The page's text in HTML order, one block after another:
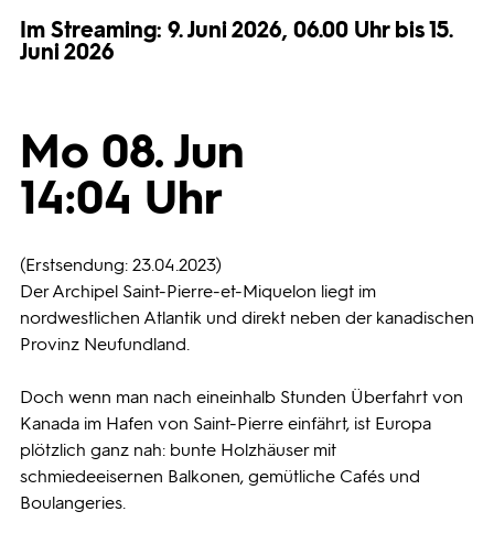
Bilder
Im Streaming: 9. Juni 2026, 06.00 Uhr bis 15.
Juni 2026
Mo 08. Jun
14:04 Uhr
(Erstsendung: 23.04.2023)
Der Archipel Saint-Pierre-et-Miquelon liegt im
nordwestlichen Atlantik und direkt neben der kanadischen
Provinz Neufundland.
Doch wenn man nach eineinhalb Stunden Überfahrt von
Kanada im Hafen von Saint-Pierre einfährt, ist Europa
plötzlich ganz nah: bunte Holzhäuser mit
schmiedeeisernen Balkonen, gemütliche Cafés und
Boulangeries.